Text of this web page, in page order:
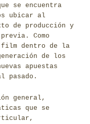
se encuentra
ubicar al
de producción y
Como
film dentro de la
de los
apuestas
pasado.
general,
que se